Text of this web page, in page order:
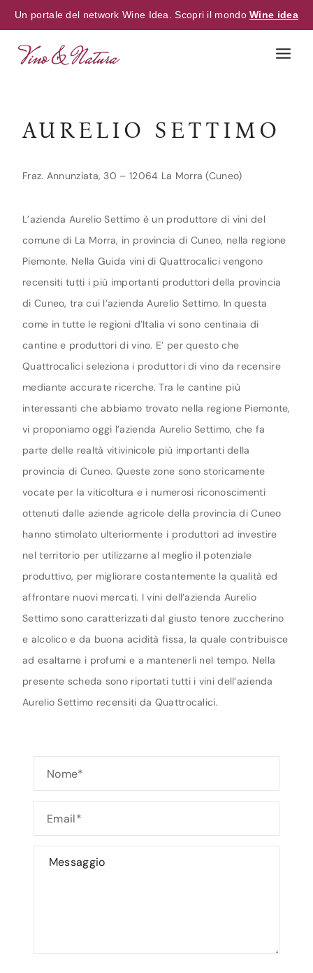
Un portale del network Wine Idea. Scopri il mondoWine idea
AURELIO SETTIMO
Fraz. Annunziata, 30 – 12064 La Morra (Cuneo)
L’azienda Aurelio Settimo è un produttore di vini del
comune di La Morra, in provincia di Cuneo, nella regione
Piemonte. Nella Guida vini di Quattrocalici vengono
recensiti tutti i più importanti produttori della provincia
di Cuneo, tra cui l’azienda Aurelio Settimo. In questa
come in tutte le regioni d’Italia vi sono centinaia di
cantine e produttori di vino. E’ per questo che
Quattrocalici seleziona i produttori di vino da recensire
mediante accurate ricerche. Tra le cantine più
interessanti che abbiamo trovato nella regione Piemonte,
vi proponiamo oggi l’azienda Aurelio Settimo, che fa
parte delle realtà vitivinicole più importanti della
provincia di Cuneo. Queste zone sono storicamente
vocate per la viticoltura e i numerosi riconoscimenti
ottenuti dalle aziende agricole della provincia di Cuneo
hanno stimolato ulteriormente i produttori ad investire
nel territorio per utilizzarne al meglio il potenziale
produttivo, per migliorare costantemente la qualità ed
affrontare nuovi mercati. I vini dell’azienda Aurelio
Settimo sono caratterizzati dal giusto tenore zuccherino
e alcolico e da buona acidità fissa, la quale contribuisce
ad esaltarne i profumi e a mantenerli nel tempo. Nella
presente scheda sono riportati tutti i vini dell’azienda
Aurelio Settimo recensiti da Quattrocalici.